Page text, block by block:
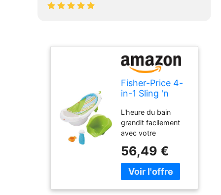
Fisher-Price 4-
in-1 Sling 'n
L'heure du bain
grandit facilement
avec votre
cette baignoire
convertible en 4
étapes Comprend
56,49 €